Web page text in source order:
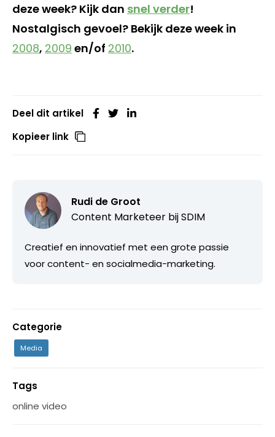
deze week? Kijk dan snel verder!
Nostalgisch gevoel? Bekijk deze week in
2008, 2009 en/of 2010.
Deel dit artikel
Kopieer link
Rudi de Groot
Content Marketeer bijSDIM
Creatief en innovatief met een grote passie
voor content- en socialmedia-marketing.
Categorie
Media
Tags
online video